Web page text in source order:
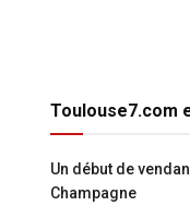
Toulouse7.com
Un début de
Champagne